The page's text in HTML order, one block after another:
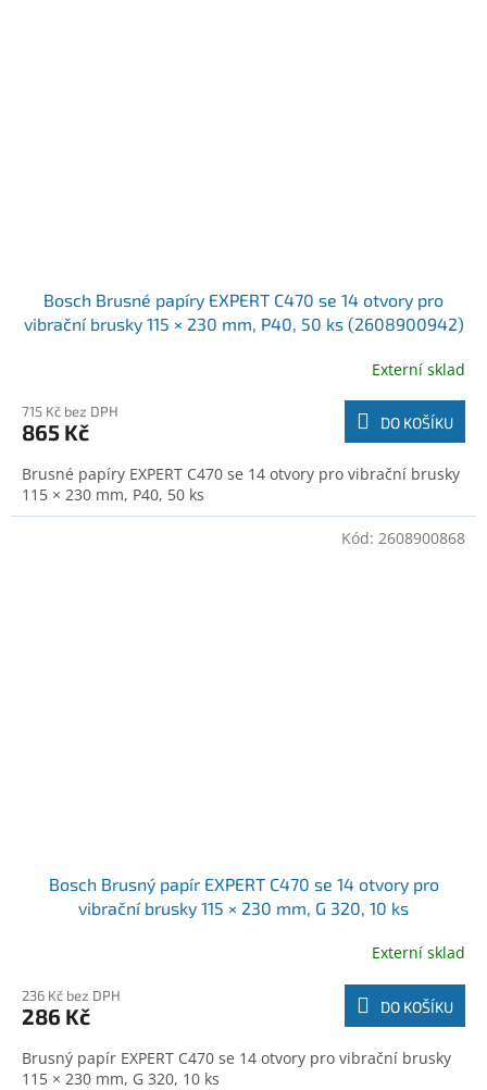
Bosch Brusné papíry EXPERT C470 se 14 otvory pro
vibrační brusky 115 × 230 mm, P40, 50 ks (2608900942)
Externí sklad
715 Kč bez DPH
865 Kč DO KOŠÍKU
Brusné papíry EXPERT C470 se 14 otvory pro vibrační brusky
115 × 230 mm, P40, 50 ks
Bosch Brusný papír EXPERT C470 se 14 otvory pro
vibrační brusky 115 × 230 mm, G 320, 10 ks
Externí sklad
236 Kč bez DPH
286 Kč DO KOŠÍKU
Brusný papír EXPERT C470 se 14 otvory pro vibrační brusky
115 × 230 mm, G 320, 10 ks
Kód: 2608900868